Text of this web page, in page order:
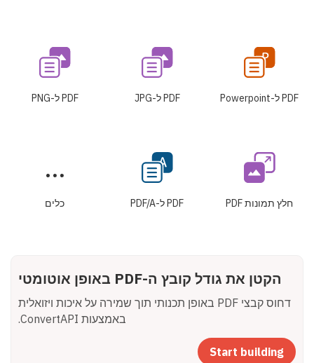
PDF ל-Powerpoint PDF ל-JPG PDF ל-PNG
חלץ תמונות PDF PDF ל-PDF/A כלים
הקטן את גודל קובץ ה-PDF באופן אוטומטי
דחוס קבצי PDF באופן תכנותי תוך שמירה על איכות ויזואלית
באמצעות ConvertAPI.
Start building